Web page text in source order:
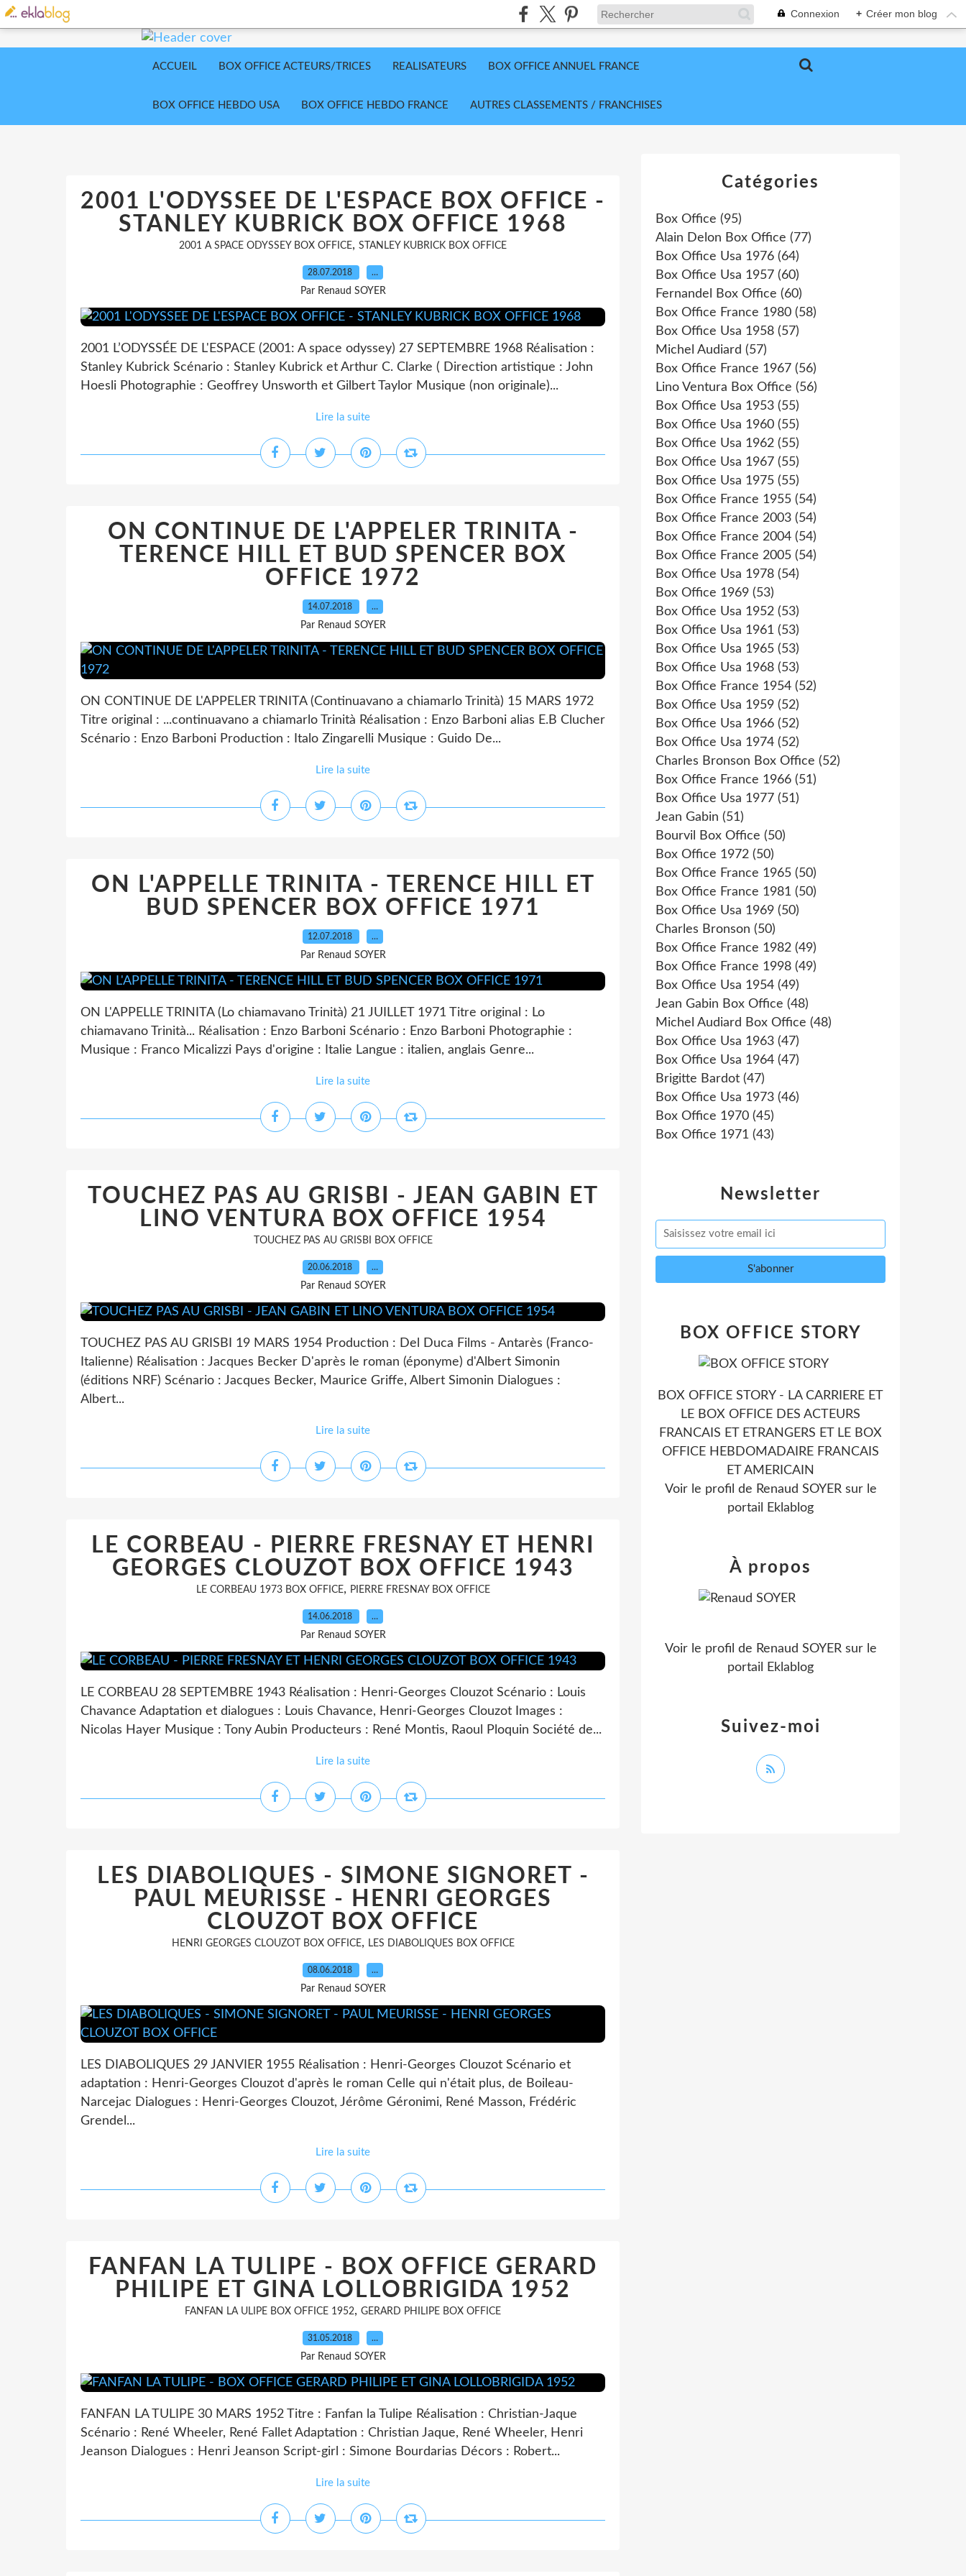
Connexion + Créer mon blog
ACCUEIL BOX OFFICE ACTEURS/TRICES REALISATEURS BOX OFFICE ANNUEL FRANCE
BOX OFFICE HEBDO USA BOX OFFICE HEBDO FRANCE AUTRES CLASSEMENTS / FRANCHISES
2001 L'ODYSSEE DE L'ESPACE BOX OFFICE -
STANLEY KUBRICK BOX OFFICE 1968
2001 A SPACE ODYSSEY BOX OFFICE, STANLEY KUBRICK BOX OFFICE
28.07.2018 …
Par Renaud SOYER
2001 L’ODYSSÉE DE L'ESPACE (2001: A space odyssey) 27 SEPTEMBRE 1968 Réalisation :
Stanley Kubrick Scénario : Stanley Kubrick et Arthur C. Clarke ( Direction artistique : John
Hoesli Photographie : Geoffrey Unsworth et Gilbert Taylor Musique (non originale)...
Lire la suite
ON CONTINUE DE L'APPELER TRINITA -
TERENCE HILL ET BUD SPENCER BOX
OFFICE 1972
14.07.2018 …
Par Renaud SOYER
ON CONTINUE DE L'APPELER TRINITA (Continuavano a chiamarlo Trinità) 15 MARS 1972
Titre original : ...continuavano a chiamarlo Trinità Réalisation : Enzo Barboni alias E.B Clucher
Scénario : Enzo Barboni Production : Italo Zingarelli Musique : Guido De...
Lire la suite
ON L'APPELLE TRINITA - TERENCE HILL ET
BUD SPENCER BOX OFFICE 1971
12.07.2018 …
Par Renaud SOYER
ON L'APPELLE TRINITA (Lo chiamavano Trinità) 21 JUILLET 1971 Titre original : Lo
chiamavano Trinità... Réalisation : Enzo Barboni Scénario : Enzo Barboni Photographie :
Musique : Franco Micalizzi Pays d'origine : Italie Langue : italien, anglais Genre...
Lire la suite
TOUCHEZ PAS AU GRISBI - JEAN GABIN ET
LINO VENTURA BOX OFFICE 1954
TOUCHEZ PAS AU GRISBI BOX OFFICE
20.06.2018 …
Par Renaud SOYER
TOUCHEZ PAS AU GRISBI 19 MARS 1954 Production : Del Duca Films - Antarès (Franco-
Italienne) Réalisation : Jacques Becker D'après le roman (éponyme) d'Albert Simonin
(éditions NRF) Scénario : Jacques Becker, Maurice Griffe, Albert Simonin Dialogues :
Albert...
Lire la suite
LE CORBEAU - PIERRE FRESNAY ET HENRI
GEORGES CLOUZOT BOX OFFICE 1943
LE CORBEAU 1973 BOX OFFICE, PIERRE FRESNAY BOX OFFICE
14.06.2018 …
Par Renaud SOYER
LE CORBEAU 28 SEPTEMBRE 1943 Réalisation : Henri-Georges Clouzot Scénario : Louis
Chavance Adaptation et dialogues : Louis Chavance, Henri-Georges Clouzot Images :
Nicolas Hayer Musique : Tony Aubin Producteurs : René Montis, Raoul Ploquin Société de...
Lire la suite
LES DIABOLIQUES - SIMONE SIGNORET -
PAUL MEURISSE - HENRI GEORGES
CLOUZOT BOX OFFICE
HENRI GEORGES CLOUZOT BOX OFFICE, LES DIABOLIQUES BOX OFFICE
08.06.2018 …
Par Renaud SOYER
LES DIABOLIQUES 29 JANVIER 1955 Réalisation : Henri-Georges Clouzot Scénario et
adaptation : Henri-Georges Clouzot d'après le roman Celle qui n'était plus, de Boileau-
Narcejac Dialogues : Henri-Georges Clouzot, Jérôme Géronimi, René Masson, Frédéric
Grendel...
Lire la suite
FANFAN LA TULIPE - BOX OFFICE GERARD
PHILIPE ET GINA LOLLOBRIGIDA 1952
FANFAN LA ULIPE BOX OFFICE 1952, GERARD PHILIPE BOX OFFICE
31.05.2018 …
Par Renaud SOYER
FANFAN LA TULIPE 30 MARS 1952 Titre : Fanfan la Tulipe Réalisation : Christian-Jaque
Scénario : René Wheeler, René Fallet Adaptation : Christian Jaque, René Wheeler, Henri
Jeanson Dialogues : Henri Jeanson Script-girl : Simone Bourdarias Décors : Robert...
Lire la suite
Newsletter
Catégories
Box Office (95)
Alain Delon Box Office (77)
Box Office Usa 1976 (64)
Box Office Usa 1957 (60)
Fernandel Box Office (60)
Box Office France 1980 (58)
Box Office Usa 1958 (57)
Michel Audiard (57)
Box Office France 1967 (56)
Lino Ventura Box Office (56)
Box Office Usa 1953 (55)
Box Office Usa 1960 (55)
Box Office Usa 1962 (55)
Box Office Usa 1967 (55)
Box Office Usa 1975 (55)
Box Office France 1955 (54)
Box Office France 2003 (54)
Box Office France 2004 (54)
Box Office France 2005 (54)
Box Office Usa 1978 (54)
Box Office 1969 (53)
Box Office Usa 1952 (53)
Box Office Usa 1961 (53)
Box Office Usa 1965 (53)
Box Office Usa 1968 (53)
Box Office France 1954 (52)
Box Office Usa 1959 (52)
Box Office Usa 1966 (52)
Box Office Usa 1974 (52)
Charles Bronson Box Office (52)
Box Office France 1966 (51)
Box Office Usa 1977 (51)
Jean Gabin (51)
Bourvil Box Office (50)
Box Office 1972 (50)
Box Office France 1965 (50)
Box Office France 1981 (50)
Box Office Usa 1969 (50)
Charles Bronson (50)
Box Office France 1982 (49)
Box Office France 1998 (49)
Box Office Usa 1954 (49)
Jean Gabin Box Office (48)
Michel Audiard Box Office (48)
Box Office Usa 1963 (47)
Box Office Usa 1964 (47)
Brigitte Bardot (47)
Box Office Usa 1973 (46)
Box Office 1970 (45)
Box Office 1971 (43)
BOX OFFICE STORY
BOX OFFICE STORY - LA CARRIERE ET
LE BOX OFFICE DES ACTEURS
FRANCAIS ET ETRANGERS ET LE BOX
OFFICE HEBDOMADAIRE FRANCAIS
ET AMERICAIN
Voir le profil de Renaud SOYERsur le
portail Eklablog
Suivez-moi
À propos
Voir le profil de Renaud SOYERsur le
portail Eklablog